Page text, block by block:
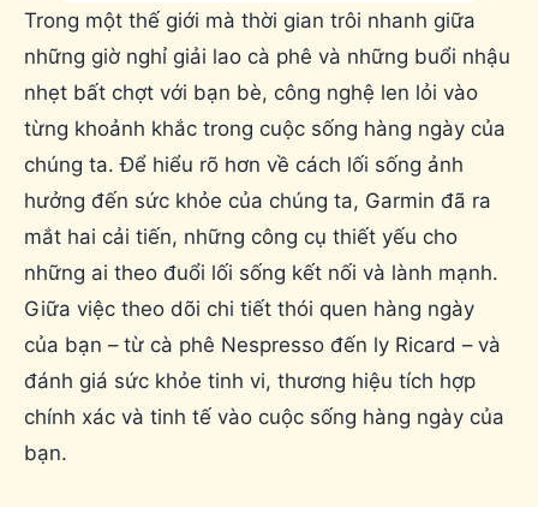
Trong một thế giới mà thời gian trôi nhanh giữa
những giờ nghỉ giải lao cà phê và những buổi nhậu
nhẹt bất chợt với bạn bè, công nghệ len lỏi vào
từng khoảnh khắc trong cuộc sống hàng ngày của
chúng ta. Để hiểu rõ hơn về cách lối sống ảnh
hưởng đến sức khỏe của chúng ta, Garmin đã ra
mắt hai cải tiến, những công cụ thiết yếu cho
những ai theo đuổi lối sống kết nối và lành mạnh.
Giữa việc theo dõi chi tiết thói quen hàng ngày
của bạn – từ cà phê Nespresso đến ly Ricard – và
đánh giá sức khỏe tinh vi, thương hiệu tích hợp
chính xác và tinh tế vào cuộc sống hàng ngày của
bạn.